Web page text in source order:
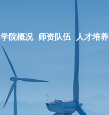
学院概况 师资队伍 人才培养